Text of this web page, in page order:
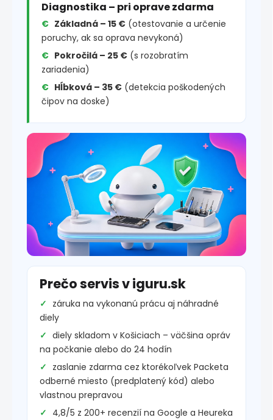
Diagnostika – pri oprave zdarma
Základná – 15 € (otestovanie a určenie
poruchy, ak sa oprava nevykoná)
Pokročilá – 25 € (s rozobratím
zariadenia)
Hĺbková – 35 € (detekcia poškodených
čipov na doske)
Prečo servis v iguru.sk
záruka na vykonanú prácu aj náhradné
diely
diely skladom v Košiciach – väčšina opráv
na počkanie alebo do 24 hodín
zaslanie zdarma cez ktorékoľvek Packeta
odberné miesto (predplatený kód) alebo
vlastnou prepravou
4,8/5 z 200+ recenzií na Google a Heureka